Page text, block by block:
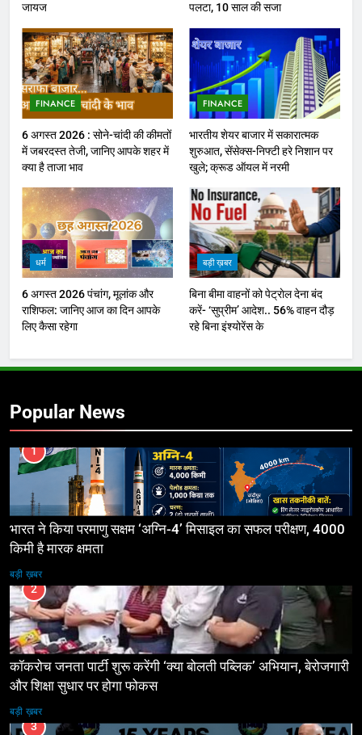
जायज
पलटा, 10 साल की सजा
FINANCE
6 अगस्त 2026 : सोने-चांदी की कीमतों
में जबरदस्त तेजी, जानिए आपके शहर में
क्या है ताजा भाव
FINANCE
भारतीय शेयर बाजार में सकारात्मक
शुरुआत, सेंसेक्स-निफ्टी हरे निशान पर
खुले; क्रूड ऑयल में नरमी
धर्म
6 अगस्त 2026 पंचांग, मूलांक और
राशिफल: जानिए आज का दिन आपके
लिए कैसा रहेगा
बड़ी ख़बर
बिना बीमा वाहनों को पेट्राेल देना बंद
करें- ‘सुप्रीम’ आदेश.. 56% वाहन दौड़
रहे बिना इंश्योरेंस के
Popular News
1
भारत ने किया परमाणु सक्षम ‘अग्नि-4’ मिसाइल का सफल परीक्षण, 4000
किमी है मारक क्षमता
बड़ी ख़बर
2
कॉकरोच जनता पार्टी शुरू करेंगी ‘क्या बोलती पब्लिक’ अभियान, बेरोजगारी
और शिक्षा सुधार पर होगा फोकस
बड़ी ख़बर
3